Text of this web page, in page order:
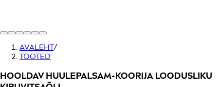
AVALEHT/
TOOTED
HOOLDAV HUULEPALSAM-KOORIJA LOODUSLIKU